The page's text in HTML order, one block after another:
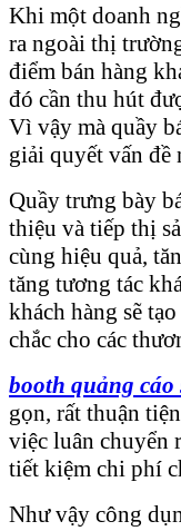
Khi một doanh
ra ngoài thị
điểm bán hàng
đó cần thu hút
Vì vậy mà quầy
giải quyết vấn đề
Quầy trưng bày
thiệu và tiếp thị
cùng hiệu quả,
tăng tương tác
khách hàng sẽ
chắc cho các
booth quảng
gọn, rất thuận
việc luân chuyển
tiết kiệm chi phí
Như vậy công